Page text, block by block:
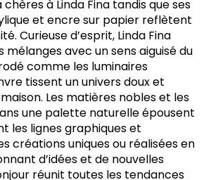
à Linda Fina tandis que ses
et encre sur papier reflètent
Curieuse d’esprit, Linda Fina
mélanges avec un sens aiguisé du
comme les luminaires
tissent un univers doux et
Les matières nobles et les
une palette naturelle épousent
les lignes graphiques et
créations uniques ou réalisées en
d’idées et de nouvelles
réunit toutes les tendances